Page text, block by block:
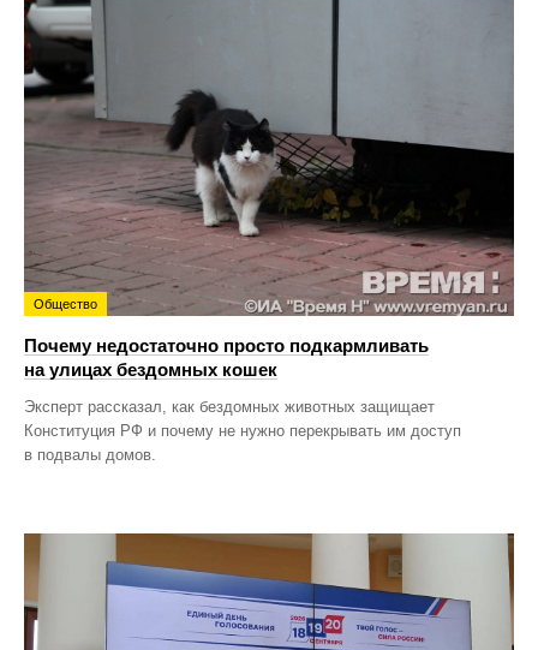
Общество
Почему недостаточно просто подкармливать
на улицах бездомных кошек
Эксперт рассказал, как бездомных животных защищает
Конституция РФ и почему не нужно перекрывать им доступ
в подвалы домов.